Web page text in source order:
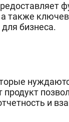
также
бизнеса.
и